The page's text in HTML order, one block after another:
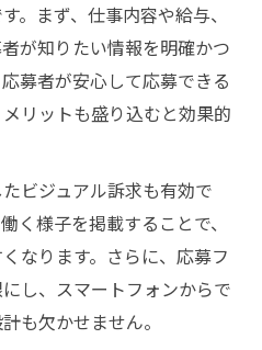
。まず、仕事内容や給与、
が知りたい情報を明確かつ
募者が安心して応募できる
リットも盛り込むと効果的
ビジュアル訴求も有効で
く様子を掲載することで、
なります。さらに、応募フ
し、スマートフォンからで
も欠かせません。